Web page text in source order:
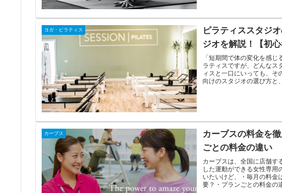
ヨガ・ピラティス
ピラティススタジ
ジオを解説！【初心
「短期間で体の変化を感
ラティスですが、どんなス
ィスと一口にいっても、そ
向けのスタジオの選び方と
カーブス
カーブスの料金を
ごとの料金の違い
カーブスは、全国に店舗す
した運動ができる女性専用
いたいけど、・毎月の料金
要？・プランごとの料金の